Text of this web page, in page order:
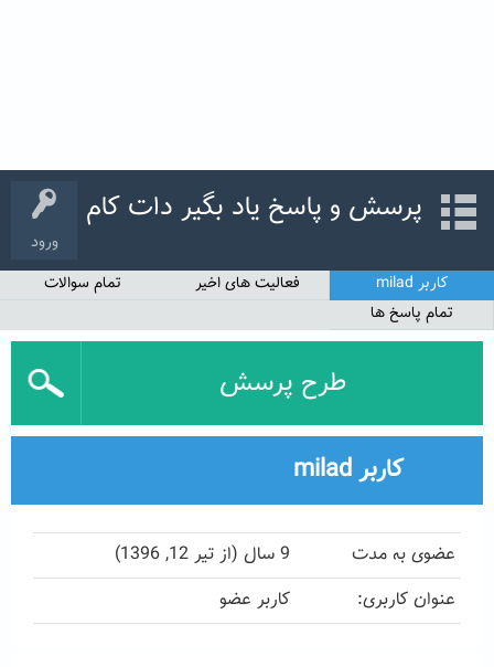
ورود
پرسش و پاسخ یاد بگیر دات کام
کاربر milad فعالیت های اخیر
تمام سوالات
تمام پاسخ ها
طرح پرسش
کاربر milad
عضوی به مدت
9 سال (از تیر 12, 1396)
عنوان کاربری:
کاربر عضو